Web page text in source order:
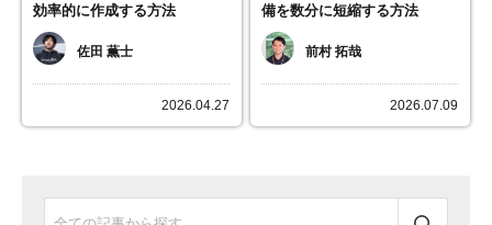
効率的に作成する方法
佐田 薫士
2026.04.27
備を数分に短縮する方法
前村 拓哉
2026.07.09